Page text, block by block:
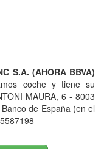
S.A. (AHORA BBVA)
coche y tiene su
MAURA, 6 - 8003
de España (en el